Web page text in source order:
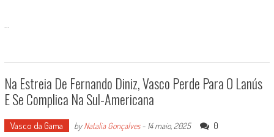
...
Na Estreia De Fernando Diniz, Vasco Perde Para O Lanús
E Se Complica Na Sul-Americana
Vasco da Gama byNatalia Gonçalves- 14 maio, 2025 0